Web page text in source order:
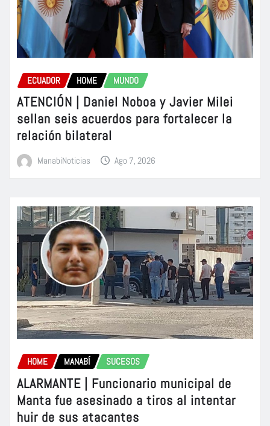
ECUADOR HOME MUNDO
ATENCIÓN | Daniel Noboa y Javier Milei
sellan seis acuerdos para fortalecer la
relación bilateral
ManabiNoticias Ago 7, 2026
HOME MANABÍ SUCESOS
ALARMANTE | Funcionario municipal de
Manta fue asesinado a tiros al intentar
huir de sus atacantes